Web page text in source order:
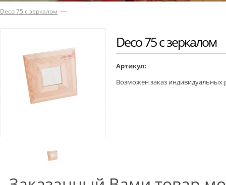
Deco 75 с зеркалом
Deco 75 с зеркалом
Артикул:
Возможен заказ